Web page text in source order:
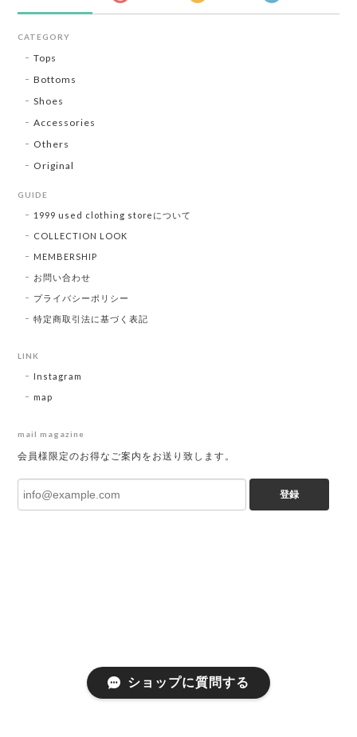
CATEGORY
Tops
Bottoms
Shoes
Accessories
Others
Original
GUIDE
1999 used clothing storeについて
COLLECTION LOOK
MEMBERSHIP
お問い合わせ
プライバシーポリシー
特定商取引法に基づく表記
LINK
Instagram
map
mail magazine
会員様限定のお得なご案内をお送り致します。
登録
ショップに質問する